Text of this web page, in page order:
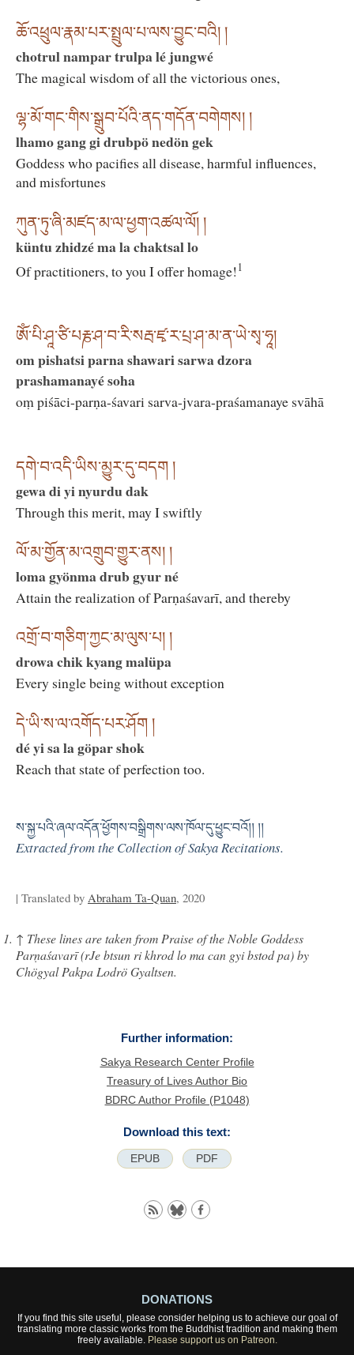
ཆོ་འཕྲུལ་རྣམ་པར་སྤྲུལ་པ་ལས་བྱུང་བའི། །
chotrul nampar trulpa lé jungwé
The magical wisdom of all the victorious ones,
ལྷ་མོ་གང་གིས་སྒྲུབ་པོའི་ནད་གདོན་བགེགས། །
lhamo gang gi drubpö nedön gek
Goddess who pacifies all disease, harmful influences,
and misfortunes
ཀུན་ཏུ་ཞི་མཛད་མ་ལ་ཕྱག་འཚལ་ལོ། །
küntu zhidzé ma la chaktsal lo
Of practitioners, to you I offer homage!1
ཨོཾ་པི་ཤཱ་ཙི་པརྞ་ཤ་བ་རི་སརྦ་ཛྭ་ར་པྲ་ཤ་མ་ན་ཡེ་སྭ་ཧཱ།
om pishatsi parna shawari sarwa dzora
prashamanayé soha
oṃ piśāci-parṇa-śavari sarva-jvara-praśamanaye svāhā
དགེ་བ་འདི་ཡིས་མྱུར་དུ་བདག །
gewa di yi nyurdu dak
Through this merit, may I swiftly
ལོ་མ་གྱོན་མ་འགྲུབ་གྱུར་ནས། །
loma gyönma drub gyur né
Attain the realization of Parṇaśavarī, and thereby
འགྲོ་བ་གཅིག་ཀྱང་མ་ལུས་པ། །
drowa chik kyang malüpa
Every single being without exception
དེ་ཡི་ས་ལ་འགོད་པར་ཤོག །
dé yi sa la göpar shok
Reach that state of perfection too.
ས་སྐྱ་པའི་ཞལ་འདོན་ཕྱོགས་བསྒྲིགས་ལས་ཁོལ་དུ་ཕྱུང་བའོ།། །།
Extracted from the Collection of Sakya Recitations.
| Translated by Abraham Ta-Quan, 2020
↑ These lines are taken from Praise of the Noble Goddess
Parṇaśavarī (rJe btsun ri khrod lo ma can gyi bstod pa) by
Chögyal Pakpa Lodrö Gyaltsen.
Further information:
Sakya Research Center Profile
Treasury of Lives Author Bio
BDRC Author Profile (P1048)
Download this text:
EPUB PDF
DONATIONS
If you find this site useful, please consider helping us to achieve our goal of
translating more classic works from the Buddhist tradition and making them
freely available. Please support us on Patreon.